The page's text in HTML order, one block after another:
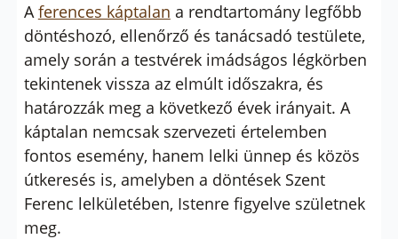
Aferences káptalan a rendtartomány legfőbb
döntéshozó, ellenőrző és tanácsadó testülete,
amely során a testvérek imádságos légkörben
tekintenek vissza az elmúlt időszakra, és
határozzák meg a következő évek irányait. A
káptalan nemcsak szervezeti értelemben
fontos esemény, hanem lelki ünnep és közös
útkeresés is, amelyben a döntések Szent
Ferenc lelkületében, Istenre figyelve születnek
meg.